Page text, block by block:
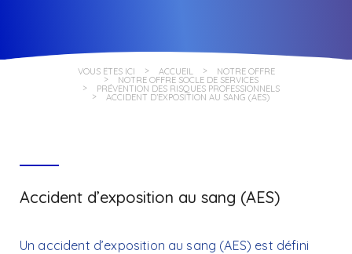
VOUS ÊTES ICI ACCUEIL NOTRE OFFRE
NOTRE OFFRE SOCLE DE SERVICES
PRÉVENTION DES RISQUES PROFESSIONNELS
ACCIDENT D’EXPOSITION AU SANG (AES)
Accident d’exposition au sang (AES)
Un accident d’exposition au sang (AES) est défini